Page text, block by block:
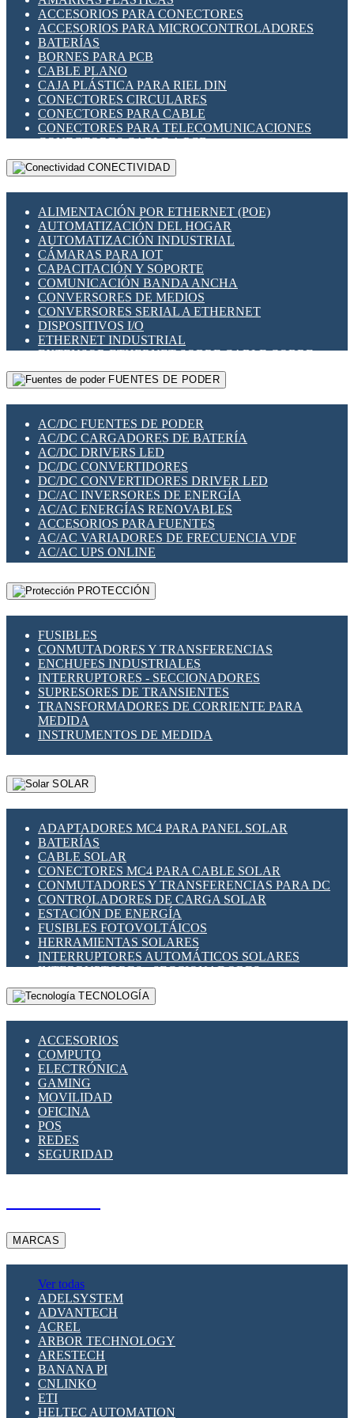
INDICADORES PARA PANEL
INTERFACES DE RELÉ
INTERRUPTORES FIN DE CARRERA
LLAVES CONMUTADORAS
MEDIDORES DE ENERGÍA Y TC'S DE CORRIENTE
MOTORES PASO A PASO
PANTALLAS HMI
PLC -CONTROLADORES LÓGICO PROGRAMABLES
PROGRAMADORES DE HORARIO
RELÉS DE PROTECCIÓN
SENSORES CAPACITIVOS
SENSORES INDUCTIVOS
TEMPORIZADORES
VARIACS
VARIADORES DE FRECUENCIA [VDF]
SECCIONADORES - INTERRUPTORES
MAQUINARIA
ACCESORIOS PARA CONECTORES
ACCESORIOS PARA MICROCONTROLADORES
BATERÍAS
BORNES PARA PCB
CABLE PLANO
CAJA PLÁSTICA PARA RIEL DIN
CONECTORES CIRCULARES
CONECTORES PARA CABLE
CONECTORES PARA TELECOMUNICACIONES
CONECTORES CABLE A PCB
CONECTORES PCB A CABLE
DIP SWITCHES
HERRAMIENTAS VARIAS
ILUMINACIÓN LED
INTERRUPTORES REED
INTERFACES DE RELÉ
OTROS RELÉS
PROTECCIÓN TÉRMICA
RELÉS AUTOMOTRICES
RELÉS DE SEÑAL
RELÉS DE ESTADO SÓLIDO SSR
RELÉS INDUSTRIALES
RELÉS MINIATURA DE POTENCIA
SENSORES MAGNÉTICOS
SWITCH Y MICROSWITCH
TARJETAS PI
UNIÓN Y DERIVACIÓN DE CABLE
CONECTIVIDAD
ALIMENTACIÓN POR ETHERNET (POE)
AUTOMATIZACIÓN DEL HOGAR
AUTOMATIZACIÓN INDUSTRIAL
CÁMARAS PARA IOT
CAPACITACIÓN Y SOPORTE
COMUNICACIÓN BANDA ANCHA
CONVERSORES DE MEDIOS
CONVERSORES SERIAL A ETHERNET
DISPOSITIVOS I/O
ETHERNET INDUSTRIAL
EXTENSOR ETHERNET SOBRE CABLE COBRE
GATEWAY LORAWAN
GESTIÓN DE REDES
PLACAS MODULARES IOT
SWITCHES Y REDES WIFI
SOLUCIONES IOT
SOLUCIONES LORAWAN
SOLUCIONES RED CELULAR
SEGURIDAD PARA REDES
SWITCHES LAN
TELEFONÍA IP (VOIP)
VIGILANCIA IP (CCTV)
MESHTASTIC
FUENTES DE PODER
AC/DC FUENTES DE PODER
AC/DC CARGADORES DE BATERÍA
AC/DC DRIVERS LED
DC/DC CONVERTIDORES
DC/DC CONVERTIDORES DRIVER LED
DC/AC INVERSORES DE ENERGÍA
AC/AC ENERGÍAS RENOVABLES
ACCESORIOS PARA FUENTES
AC/AC VARIADORES DE FRECUENCIA VDF
AC/AC UPS ONLINE
PROTECCIÓN
FUSIBLES
CONMUTADORES Y TRANSFERENCIAS
ENCHUFES INDUSTRIALES
INTERRUPTORES - SECCIONADORES
SUPRESORES DE TRANSIENTES
TRANSFORMADORES DE CORRIENTE PARA
MEDIDA
INSTRUMENTOS DE MEDIDA
SOLAR
ADAPTADORES MC4 PARA PANEL SOLAR
BATERÍAS
CABLE SOLAR
CONECTORES MC4 PARA CABLE SOLAR
CONMUTADORES Y TRANSFERENCIAS PARA DC
CONTROLADORES DE CARGA SOLAR
ESTACIÓN DE ENERGÍA
FUSIBLES FOTOVOLTÁICOS
HERRAMIENTAS SOLARES
INTERRUPTORES AUTOMÁTICOS SOLARES
INTERRUPTORES - SECCIONADORES
FOTOVOLTÁICOS
MONTAJE PANEL SOLAR
SUPRESOR DE TRANSIENTES SPDS PARA
APLICACIONES FOTOVOLTAICAS
TECNOLOGÍA
ACCESORIOS
COMPUTO
ELECTRÓNICA
GAMING
MOVILIDAD
OFICINA
POS
REDES
SEGURIDAD
MARCAS
Ver todas
ADELSYSTEM
ADVANTECH
ACREL
ARBOR TECHNOLOGY
ARESTECH
BANANA PI
CNLINKO
ETI
HELTEC AUTOMATION